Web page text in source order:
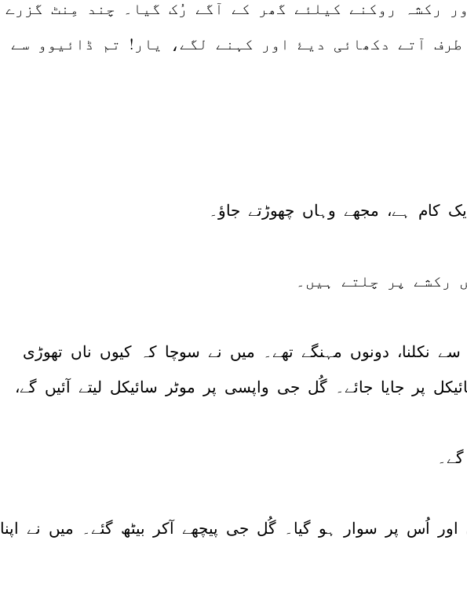
رکشہ روکنے کیلئے گھر کے آگے رُک گیا۔ چند مِنٹ گزرے
آتے دکھائی دیۓ اور کہنے لگے، یار! تم ڈائیوو سے
کام ہے، مجھے وہاں چھوڑتے جاؤ۔
رکشے پر چلتے ہیں۔
نکلنا، دونوں مہنگے تھے۔ میں نے سوچا کہ کیوں ناں تھوڑی
پر جایا جائے۔ گُل جی واپسی پر موٹر سائیکل لیتے آئیں گے،
اور اُس پر سوار ہو گیا۔ گُل جی پیچھے آکر بیٹھ گئے۔ میں نے اپنا